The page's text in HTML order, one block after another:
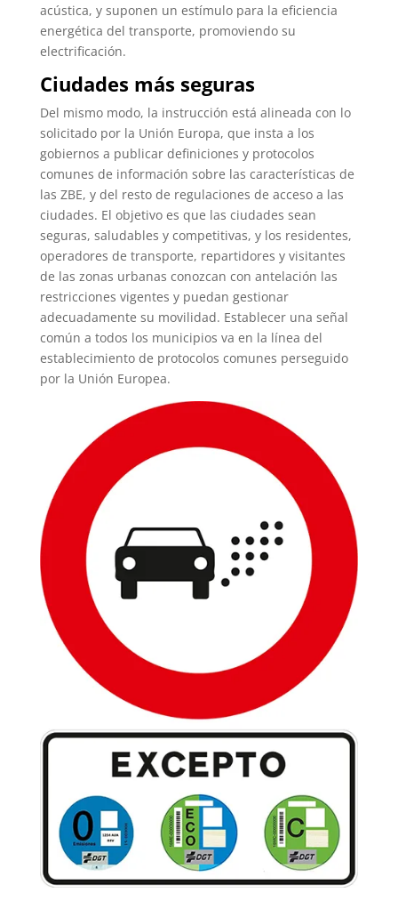
acústica, y suponen un estímulo para la eficiencia
energética del transporte, promoviendo su
electrificación.
Ciudades más seguras
Del mismo modo, la instrucción está alineada con lo
solicitado por la Unión Europa, que insta a los
gobiernos a publicar definiciones y protocolos
comunes de información sobre las características de
las ZBE, y del resto de regulaciones de acceso a las
ciudades. El objetivo es que las ciudades sean
seguras, saludables y competitivas, y los residentes,
operadores de transporte, repartidores y visitantes
de las zonas urbanas conozcan con antelación las
restricciones vigentes y puedan gestionar
adecuadamente su movilidad. Establecer una señal
común a todos los municipios va en la línea del
establecimiento de protocolos comunes perseguido
por la Unión Europea.